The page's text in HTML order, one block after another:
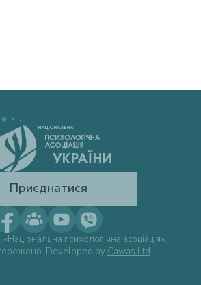
Приєднатися
психологічна асоціація».
Developed by Cawas Ltd.